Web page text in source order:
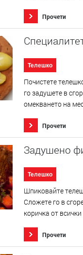
Прочети
Телешко
Почистете
го задушете в
омекването на
Прочети
Задушено
Телешко
Шпиковайте
Сложете го в
коричка от
Прочети